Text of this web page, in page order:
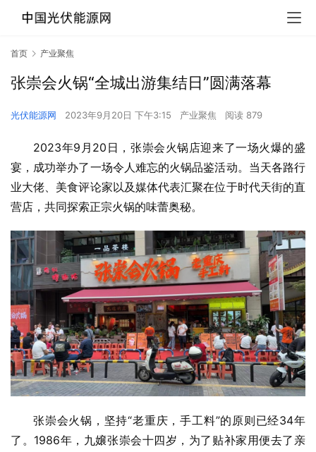
首页 产业聚焦
张崇会火锅“全城出游集结日”圆满落幕
光伏能源网 2023年9月20日 下午3:15 产业聚焦 阅读 879
2023年9月20日，张崇会火锅店迎来了一场火爆的盛
宴，成功举办了一场令人难忘的火锅品鉴活动。当天各路行
业大佬、美食评论家以及媒体代表汇聚在位于时代天街的直
营店，共同探索正宗火锅的味蕾奥秘。
张崇会火锅，坚持“老重庆，手工料”的原则已经34年
了。1986年，九嬢张崇会十四岁，为了贴补家用便去了亲